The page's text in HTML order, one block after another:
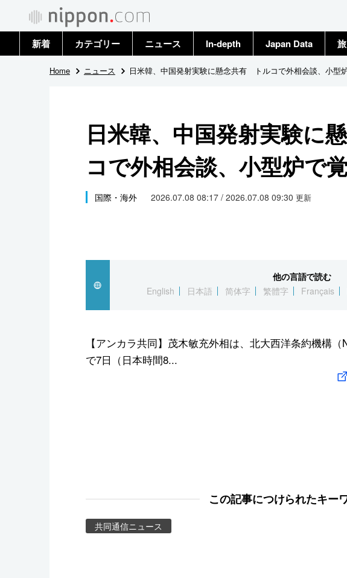
新着 カテゴリー
政治・外交
国際
社会
文化
スポーツ・東京2020
ニュース
トップ
In-depth Japan Data
Home ニュース 日米韓、中国発射実験に懸念共有 トルコで外相会談、小型
日米韓、中国発射実験に
コで外相会談、小型炉で
国際・海外 2026.07.08 08:17 / 2026.07.08 09:30 更新
他の言語で読む
English
日本語 简体字 繁體字 Français
【アンカラ共同】茂木敏充外相は、北大西洋条約機構
で7日（日本時間8...
この記事につけられたキー
共同通信ニュース